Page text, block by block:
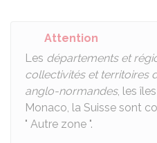
Attention
Les départements et
collectivités et territoires
anglo-normandes, les
Monaco, la Suisse sont
" Autre zone ".